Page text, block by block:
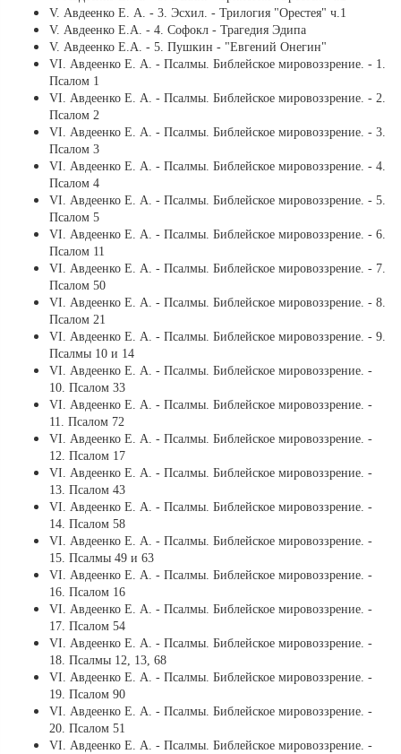
V. Авдеенко Е. А. - 3. Эсхил. - Трилогия "Орестея" ч.1
V. Авдеенко Е.А. - 4. Софокл - Трагедия Эдипа
V. Авдеенко Е.А. - 5. Пушкин - "Евгений Онегин"
VI. Авдеенко Е. А. - Псалмы. Библейское мировоззрение. - 1.
Псалом 1
VI. Авдеенко Е. А. - Псалмы. Библейское мировоззрение. - 2.
Псалом 2
VI. Авдеенко Е. А. - Псалмы. Библейское мировоззрение. - 3.
Псалом 3
VI. Авдеенко Е. А. - Псалмы. Библейское мировоззрение. - 4.
Псалом 4
VI. Авдеенко Е. А. - Псалмы. Библейское мировоззрение. - 5.
Псалом 5
VI. Авдеенко Е. А. - Псалмы. Библейское мировоззрение. - 6.
Псалом 11
VI. Авдеенко Е. А. - Псалмы. Библейское мировоззрение. - 7.
Псалом 50
VI. Авдеенко Е. А. - Псалмы. Библейское мировоззрение. - 8.
Псалом 21
VI. Авдеенко Е. А. - Псалмы. Библейское мировоззрение. - 9.
Псалмы 10 и 14
VI. Авдеенко Е. А. - Псалмы. Библейское мировоззрение. -
10. Псалом 33
VI. Авдеенко Е. А. - Псалмы. Библейское мировоззрение. -
11. Псалом 72
VI. Авдеенко Е. А. - Псалмы. Библейское мировоззрение. -
12. Псалом 17
VI. Авдеенко Е. А. - Псалмы. Библейское мировоззрение. -
13. Псалом 43
VI. Авдеенко Е. А. - Псалмы. Библейское мировоззрение. -
14. Псалом 58
VI. Авдеенко Е. А. - Псалмы. Библейское мировоззрение. -
15. Псалмы 49 и 63
VI. Авдеенко Е. А. - Псалмы. Библейское мировоззрение. -
16. Псалом 16
VI. Авдеенко Е. А. - Псалмы. Библейское мировоззрение. -
17. Псалом 54
VI. Авдеенко Е. А. - Псалмы. Библейское мировоззрение. -
18. Псалмы 12, 13, 68
VI. Авдеенко Е. А. - Псалмы. Библейское мировоззрение. -
19. Псалом 90
VI. Авдеенко Е. А. - Псалмы. Библейское мировоззрение. -
20. Псалом 51
VI. Авдеенко Е. А. - Псалмы. Библейское мировоззрение. -